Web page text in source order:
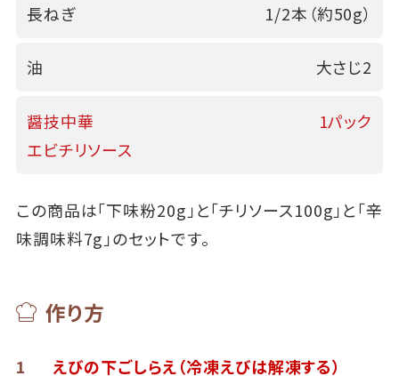
長ねぎ 1/2本（約50g）
油 大さじ2
醤技中華
エビチリソース
1パック
この商品は「下味粉20g」と「チリソース100g」と「辛
味調味料7g」のセットです。
作り方
1 えびの下ごしらえ（冷凍えびは解凍する）